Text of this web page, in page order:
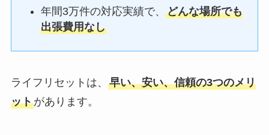
年間3万件の対応実績で、どんな場所でも
出張費用なし
ライフリセットは、 早い、安い、信頼の3つのメリ
ットがあります。